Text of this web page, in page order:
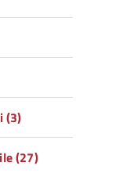
(3)
(27)